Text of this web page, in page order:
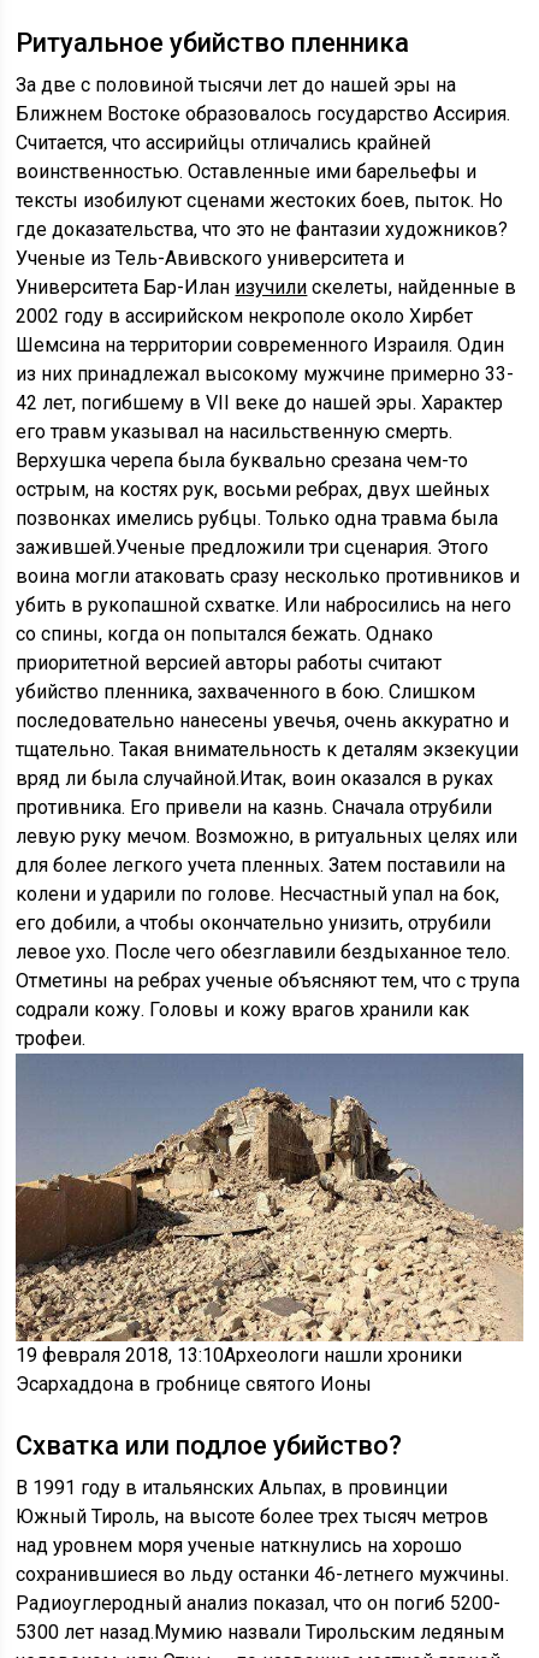
Ритуальное убийство пленника
За две с половиной тысячи лет до нашей эры на
Ближнем Востоке образовалось государство Ассирия.
Считается, что ассирийцы отличались крайней
воинственностью. Оставленные ими барельефы и
тексты изобилуют сценами жестоких боев, пыток. Но
где доказательства, что это не фантазии художников?
Ученые из Тель-Авивского университета и
Университета Бар-Илан изучили скелеты, найденные в
2002 году в ассирийском некрополе около Хирбет
Шемсина на территории современного Израиля. Один
из них принадлежал высокому мужчине примерно 33-
42 лет, погибшему в VII веке до нашей эры. Характер
его травм указывал на насильственную смерть.
Верхушка черепа была буквально срезана чем-то
острым, на костях рук, восьми ребрах, двух шейных
позвонках имелись рубцы. Только одна травма была
зажившей.Ученые предложили три сценария. Этого
воина могли атаковать сразу несколько противников и
убить в рукопашной схватке. Или набросились на него
со спины, когда он попытался бежать. Однако
приоритетной версией авторы работы считают
убийство пленника, захваченного в бою. Слишком
последовательно нанесены увечья, очень аккуратно и
тщательно. Такая внимательность к деталям экзекуции
вряд ли была случайной.Итак, воин оказался в руках
противника. Его привели на казнь. Сначала отрубили
левую руку мечом. Возможно, в ритуальных целях или
для более легкого учета пленных. Затем поставили на
колени и ударили по голове. Несчастный упал на бок,
его добили, а чтобы окончательно унизить, отрубили
левое ухо. После чего обезглавили бездыханное тело.
Отметины на ребрах ученые объясняют тем, что с трупа
содрали кожу. Головы и кожу врагов хранили как
трофеи.
19 февраля 2018, 13:10Археологи нашли хроники
Эсархаддона в гробнице святого Ионы
Схватка или подлое убийство?
В 1991 году в итальянских Альпах, в провинции
Южный Тироль, на высоте более трех тысяч метров
над уровнем моря ученые наткнулись на хорошо
сохранившиеся во льду останки 46-летнего мужчины.
Радиоуглеродный анализ показал, что он погиб 5200-
5300 лет назад.Мумию назвали Тирольским ледяным